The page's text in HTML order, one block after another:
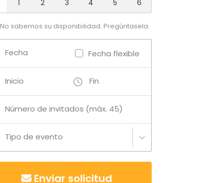
1 2 3 4 5 6
No sabemos su disponibilidad. Pregúntasela.
Fecha Fecha flexible
Inicio Fin
Número de invitados (máx. 45)
Tipo de evento
Enviar solicitud